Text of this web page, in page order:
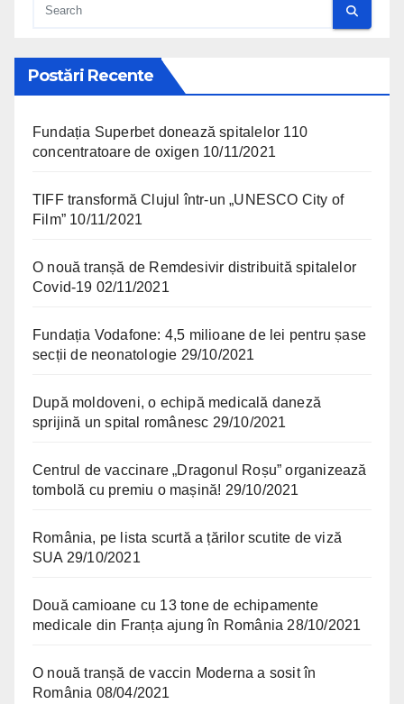
Postări Recente
Fundația Superbet donează spitalelor 110
concentratoare de oxigen 10/11/2021
TIFF transformă Clujul într-un „UNESCO City of
Film” 10/11/2021
O nouă tranșă de Remdesivir distribuită spitalelor
Covid-19 02/11/2021
Fundația Vodafone: 4,5 milioane de lei pentru șase
secții de neonatologie 29/10/2021
După moldoveni, o echipă medicală daneză
sprijină un spital românesc 29/10/2021
Centrul de vaccinare „Dragonul Roșu” organizează
tombolă cu premiu o mașină! 29/10/2021
România, pe lista scurtă a țărilor scutite de viză
SUA 29/10/2021
Două camioane cu 13 tone de echipamente
medicale din Franța ajung în România 28/10/2021
O nouă tranșă de vaccin Moderna a sosit în
România 08/04/2021